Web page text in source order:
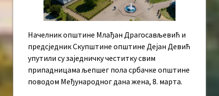
Начелник општине Млађан Драгосављевић и
предсједник Скупштине општине Дејан Девић
упутили су заједничку честитку свим
припадницама љепшег пола србачке општине
поводом Међународног дана жена, 8. марта.